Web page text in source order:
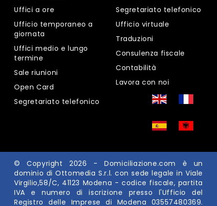
Uffici a ore
Ufficio temporaneo a
giornata
Uffici medio e lungo
termine
Sale riunioni
Open Card
Segretariato telefonico
Segretariato telefonico
Ufficio virtuale
Traduzioni
Consulenza fiscale
Contabilità
Lavora con noi
© Copyright 2026 -Domiciliazione.com
è un
dominio di Ottomedia S.r.l. con sede legale in Viale
Virgilio,58/C, 41123 Modena - codice fiscale, partita
IVA e numero di iscrizione presso l'Ufficio del
Registro delle Imprese di Modena 03557480369.